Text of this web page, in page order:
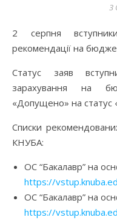
3
2 серпня вступники на бакалаврат отримали
рекомендації на
Cтатус заяв
зарахування на
«Допущено» на
Списки
КНУБА:
ОС “Бакалавр” на
https://
ОС “Бакалавр” на
https://